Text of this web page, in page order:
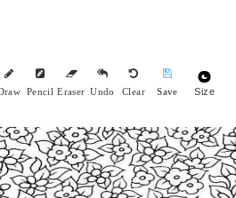
Pencil Eraser Undo Clear Save Size